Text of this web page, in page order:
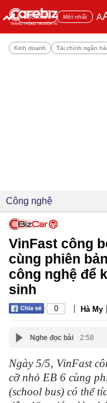
Đọc nhiều Mới nhất A
Kinh doanh Tài chính ngân
Công nghệ
VinFast công
cùng phiên
công nghệ để
sinh
0 | Hà My |
Nghe đọc bài 2:58
Ngày 5/5, VinFast
cỡ nhỏ EB 6 cùng
(school bus) có thể